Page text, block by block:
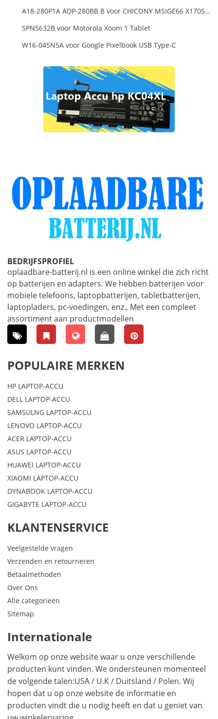
A18-280P1A ADP-280BB B voor CHICONY MSIGE66 X170SMG, MSI GE66 GE76
SPN5632B voor Motorola Xoom 1 Tablet
W16-045N5A voor Google Pixelbook USB Type-C
BEDRIJFSPROFIEL
oplaadbare-batterij.nl is een online winkel die zich richt
op batterijen en adapters. We hebben batterijen voor
mobiele telefoons, laptopbatterijen, tabletbatterijen,
laptopladers, pc-voedingen, enz., Met een compleet
assortiment aan productmodellen
POPULAIRE MERKEN
HP LAPTOP-ACCU
DELL LAPTOP-ACCU
SAMSULNG LAPTOP-ACCU
LENOVO LAPTOP-ACCU
ACER LAPTOP-ACCU
ASUS LAPTOP-ACCU
HUAWEI LAPTOP-ACCU
XIAOMI LAPTOP-ACCU
DYNABOOK LAPTOP-ACCU
GIGABYTE LAPTOP-ACCU
KLANTENSERVICE
Veelgestelde vragen
Verzenden en retourneren
Betaalmethoden
Over Ons
Alle categorieën
Sitemap
Internationale
Welkom op onze website waar u onze verschillende
producten kunt vinden. We ondersteunen momenteel
de volgende talen:USA/ U.K/ Duitsland / Polen. Wij
hopen dat u op onze website de informatie en
producten vindt die u nodig heeft en dat u geniet van